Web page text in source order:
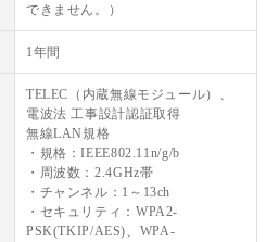
できません。）
1年間
TELEC（内蔵無線モジュール）、
電波法 工事設計認証取得
無線LAN規格
・規格：IEEE802.11n/g/b
・周波数：2.4GHz帯
・チャンネル：1～13ch
・セキュリティ：WPA2-
PSK(TKIP/AES)、WPA-